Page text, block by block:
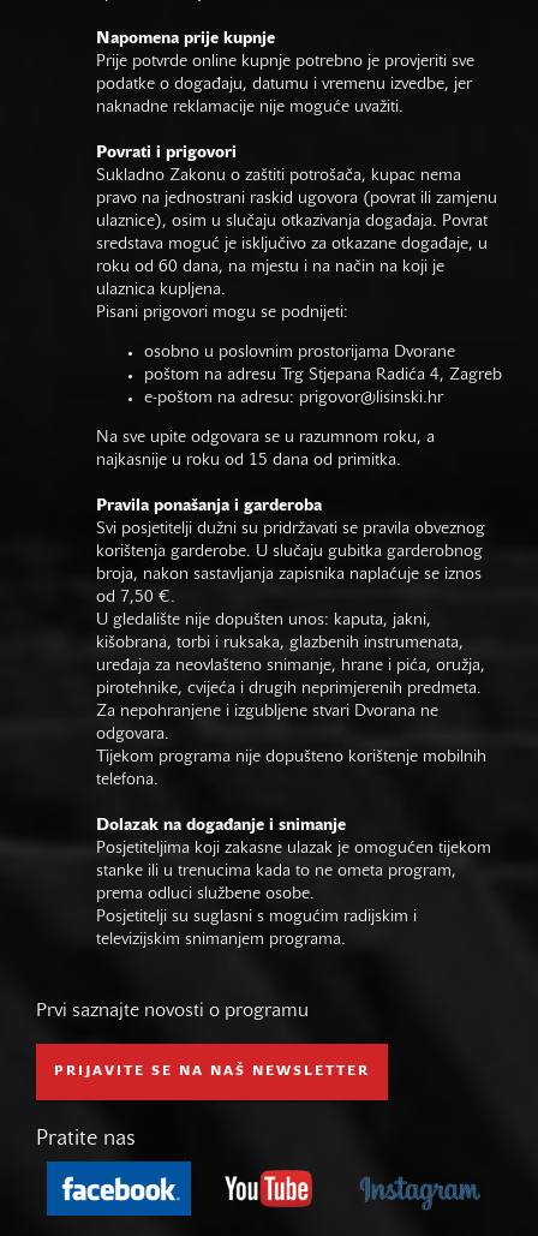
Napomena prije kupnje
Prije potvrde online kupnje potrebno je provjeriti sve
podatke o događaju, datumu i vremenu izvedbe, jer
naknadne reklamacije nije moguće uvažiti.
Povrati i prigovori
Sukladno Zakonu o zaštiti potrošača, kupac nema
pravo na jednostrani raskid ugovora (povrat ili zamjenu
ulaznice), osim u slučaju otkazivanja događaja. Povrat
sredstava moguć je isključivo za otkazane događaje, u
roku od 60 dana, na mjestu i na način na koji je
ulaznica kupljena.
Pisani prigovori mogu se podnijeti:
osobno u poslovnim prostorijama Dvorane
poštom na adresu Trg Stjepana Radića 4, Zagreb
e-poštom na adresu: prigovor@lisinski.hr
Na sve upite odgovara se u razumnom roku, a
najkasnije u roku od 15 dana od primitka.
Pravila ponašanja i garderoba
Svi posjetitelji dužni su pridržavati se pravila obveznog
korištenja garderobe. U slučaju gubitka garderobnog
broja, nakon sastavljanja zapisnika naplaćuje se iznos
od 7,50 €.
U gledalište nije dopušten unos: kaputa, jakni,
kišobrana, torbi i ruksaka, glazbenih instrumenata,
uređaja za neovlašteno snimanje, hrane i pića, oružja,
pirotehnike, cvijeća i drugih neprimjerenih predmeta.
Za nepohranjene i izgubljene stvari Dvorana ne
odgovara.
Tijekom programa nije dopušteno korištenje mobilnih
telefona.
Dolazak na događanje i snimanje
Posjetiteljima koji zakasne ulazak je omogućen tijekom
stanke ili u trenucima kada to ne ometa program,
prema odluci službene osobe.
Posjetitelji su suglasni s mogućim radijskim i
televizijskim snimanjem programa.
Prvi saznajte novosti o programu
PRIJAVITE SE NA NAŠ NEWSLETTER
Pratite nas